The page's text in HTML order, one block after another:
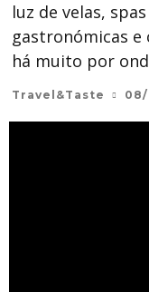
luz de velas,
gastronómicas e
há muito por
Travel&Taste